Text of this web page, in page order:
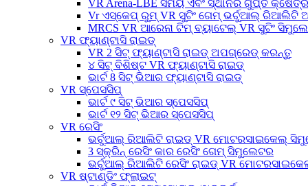
VR Arena-LBE ସମୟ ଏବଂ ସ୍ଥାନର ଗୁପ୍ତ କ୍ଷେତ୍ର
Vr ଏସ୍କେପ୍ ରୁମ୍ VR ସୁଟିଂ ଗେମ୍ ଭର୍ଚୁଆଲ୍ ରିଆଲିଟି
MRCS VR ଆରେନା ଟିମ୍ ବ୍ୟାଟେଲ୍ VR ସୁଟିଂ
VR ଫ୍ୟାଣ୍ଟାସି ରାଇଡ୍
VR 2 ସିଟ୍ ଫ୍ୟାଣ୍ଟାସି ରାଇଡ୍ ଅପଗ୍ରେଡ୍ କରନ୍ତୁ
୪ ସିଟ୍ ବିଶିଷ୍ଟ VR ଫ୍ୟାଣ୍ଟାସି ରାଇଡ୍
ଭାର୍ଟ 8 ସିଟ୍ ଭିଆର ଫ୍ୟାଣ୍ଟାସି ରାଇଡ୍
VR ସ୍ପେସସିପ୍
ଭାର୍ଟ ୯ ସିଟ୍ ଭିଆର ସ୍ପେସସିପ୍
ଭାର୍ଟ ୧୨ ସିଟ୍ ଭିଆର ସ୍ପେସସିପ୍
VR ରେସିଂ
ଭର୍ଚୁଆଲ୍ ରିଆଲିଟି ରାଇଡ୍ VR ମୋଟରସାଇକେଲ୍
3 ସ୍କ୍ରିନ୍ ରେସିଂ କାର ରେସିଂ ଗେମ୍ ସିମୁଲେଟର
ଭର୍ଚୁଆଲ୍ ରିଆଲିଟି ରେସିଂ ରାଇଡ୍ VR
VR ଷ୍ଟାଣ୍ଡିଂ ଫ୍ଲାଇଟ୍